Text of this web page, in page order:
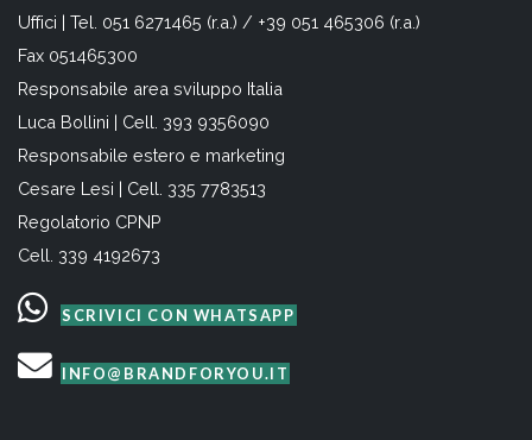
Uffici | Tel. 051 6271465 (r.a.) / +39 051 465306 (r.a.)
Fax 051465300
Responsabile area sviluppo Italia
Luca Bollini | Cell. 393 9356090
Responsabile estero e marketing
Cesare Lesi | Cell. 335 7783513
Regolatorio CPNP
Cell. 339 4192673
SCRIVICI CON WHATSAPP
INFO@BRANDFORYOU.IT